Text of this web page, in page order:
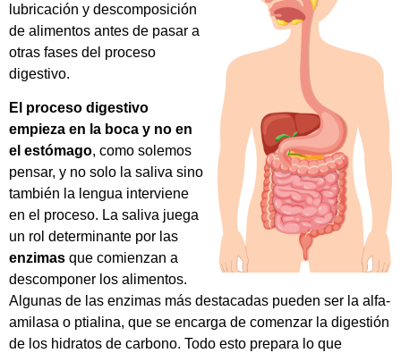
lubricación y descomposición
de alimentos antes de pasar a
otras fases del proceso
digestivo.
El proceso digestivo
empieza en la boca y no en
el estómago, como solemos
pensar, y no solo la saliva sino
también la lengua interviene
en el proceso. La saliva juega
un rol determinante por las
enzimas que comienzan a
descomponer los alimentos.
Algunas de las enzimas más destacadas pueden ser la alfa-
amilasa o ptialina, que se encarga de comenzar la digestión
de los hidratos de carbono. Todo esto prepara lo que